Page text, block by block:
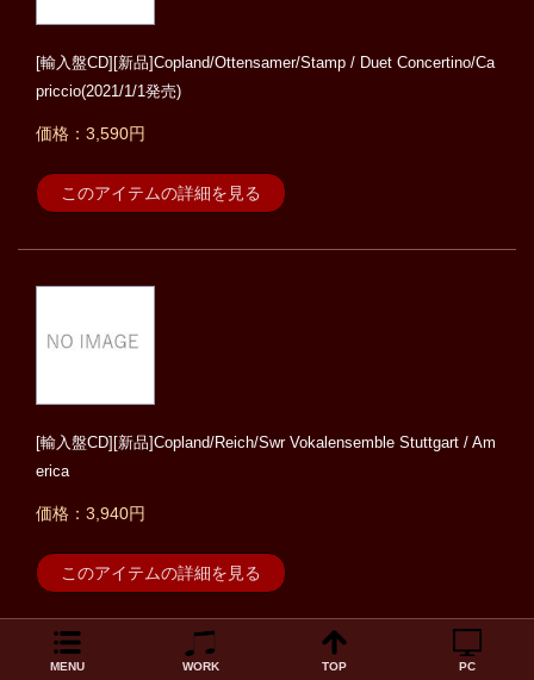
[輸入盤CD][新品]Copland/Ottensamer/Stamp / Duet Concertino/Ca
priccio(2021/1/1発売)
価格：3,590円
このアイテムの詳細を見る
[輸入盤CD][新品]Copland/Reich/Swr Vokalensemble Stuttgart / Am
erica
価格：3,940円
このアイテムの詳細を見る
MENU WORK TOP PC